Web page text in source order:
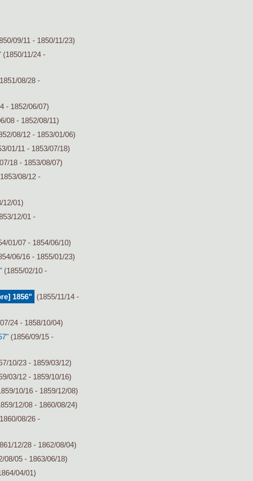
09/11 - 1850/11/23)
(1850/11/24 -
08/28 -
- 1852/06/07)
08 - 1852/08/11)
08/12 - 1853/01/06)
01/11 - 1853/07/18)
18 - 1853/08/07)
08/12 -
12/01)
12/01 -
01/07 - 1854/06/10)
06/16 - 1855/01/23)
(1855/02/10 -
1856"
(1855/11/14 -
24 - 1858/10/04)
(1856/09/15 -
10/23 - 1859/03/12)
03/12 - 1859/10/16)
10/16 - 1859/12/08)
12/08 - 1860/08/24)
08/26 -
12/28 - 1862/08/04)
08/05 - 1863/06/18)
04/01)